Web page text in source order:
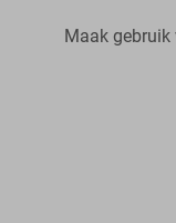
Maak